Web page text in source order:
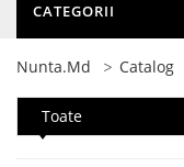
CATEGORII
Nunta.md Catalog
Toate